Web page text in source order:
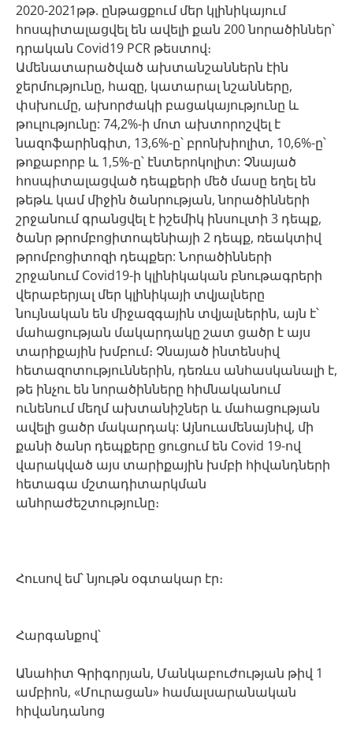
2020-2021թթ. ընթացքում մեր կլինիկայում
հոսպիտալացվել են ավելի քան 200 նորածիններ՝
դրական Covid19 PCR թեստով։
Ամենատարածված ախտանշաններն էին
ջերմությունը, հազը, կատարալ նշանները,
փսխումը, ախորժակի բացակայությունը և
թուլությունը: 74,2%-ի մոտ ախտորոշվել է
նազոֆարինգիտ, 13,6%-ը՝ բրոնխիոլիտ, 10,6%-ը՝
թոքաբորբ և 1,5%-ը՝ էնտերոկոլիտ: Չնայած
հոսպիտալացված դեպքերի մեծ մասը եղել են
թեթև կամ միջին ծանրության, նորածինների
շրջանում գրանցվել է իշեմիկ ինսուլտի 3 դեպք,
ծանր թրոմբոցիտոպենիայի 2 դեպք, ռեակտիվ
թրոմբոցիտոզի դեպքեր: Նորածինների
շրջանում Covid19-ի կլինիկական բնութագրերի
վերաբերյալ մեր կլինիկայի տվյալները
նույնական են միջազգային տվյալներին, այն է՝
մահացության մակարդակը շատ ցածր է այս
տարիքային խմբում։ Չնայած ինտենսիվ
հետազոտություններին, դեռևս անհասկանալի է,
թե ինչու են նորածինները հիմնականում
ունենում մեղմ ախտանիշներ և մահացության
ավելի ցածր մակարդակ: Այնուամենայնիվ, մի
քանի ծանր դեպքերը ցուցում են Covid 19-ով
վարակված այս տարիքային խմբի հիվանդների
հետագա մշտադիտարկման
անհրաժեշտությունը։
Հուսով եմ՝ նյութն օգտակար էր։
Հարգանքով՝
Անահիտ Գրիգորյան, Մանկաբուժության թիվ 1
ամբիոն, «Մուրացան» համալսարանական
հիվանդանոց